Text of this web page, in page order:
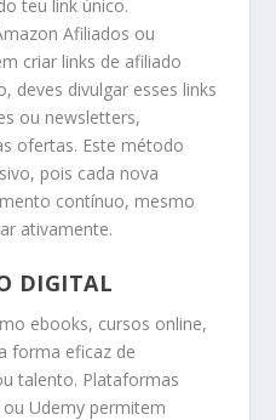
teu link único.
Afiliados ou
criar links de afiliado
deves divulgar esses links
ou newsletters,
ofertas. Este método
pois cada nova
contínuo, mesmo
ativamente.
DIGITAL
ebooks, cursos online,
forma eficaz de
talento. Plataformas
ou Udemy permitem